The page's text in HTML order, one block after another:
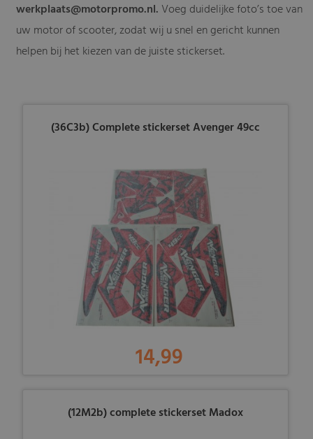
werkplaats@motorpromo.nl. Voeg duidelijke foto’s toe van
uw motor of scooter, zodat wij u snel en gericht kunnen
helpen bij het kiezen van de juiste stickerset.
(36C3b) Complete stickerset Avenger 49cc
14,99
(12M2b) complete stickerset Madox